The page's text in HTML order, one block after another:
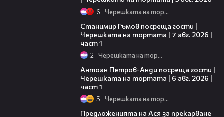
6 Черешката на тортата
Станимир Гъмов посреща гости |
Черешката на тортата | 7 авг. 2026 |
част 1
2 Черешката на тортата
Антоан Петров-Анди посреща гости |
Черешката на тортата | 6 авг. 2026 |
част 1
5 Черешката на тортата
Предложенията на Ася за прекарване